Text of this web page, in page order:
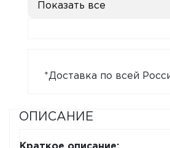
Показать все
*Доставка по всей
ОПИСАНИЕ